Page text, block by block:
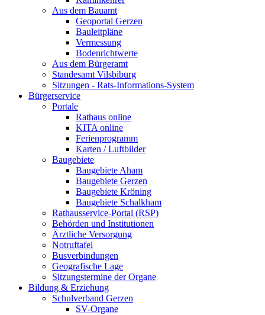
Aus dem Bauamt
Geoportal Gerzen
Bauleitpläne
Vermessung
Bodenrichtwerte
Aus dem Bürgeramt
Standesamt Vilsbiburg
Sitzungen - Rats-Informations-System
Bürgerservice
Portale
Rathaus online
KITA online
Ferienprogramm
Karten / Luftbilder
Baugebiete
Baugebiete Aham
Baugebiete Gerzen
Baugebiete Kröning
Baugebiete Schalkham
Rathausservice-Portal (RSP)
Behörden und Institutionen
Ärztliche Versorgung
Notruftafel
Busverbindungen
Geografische Lage
Sitzungstermine der Organe
Bildung & Erziehung
Schulverband Gerzen
SV-Organe